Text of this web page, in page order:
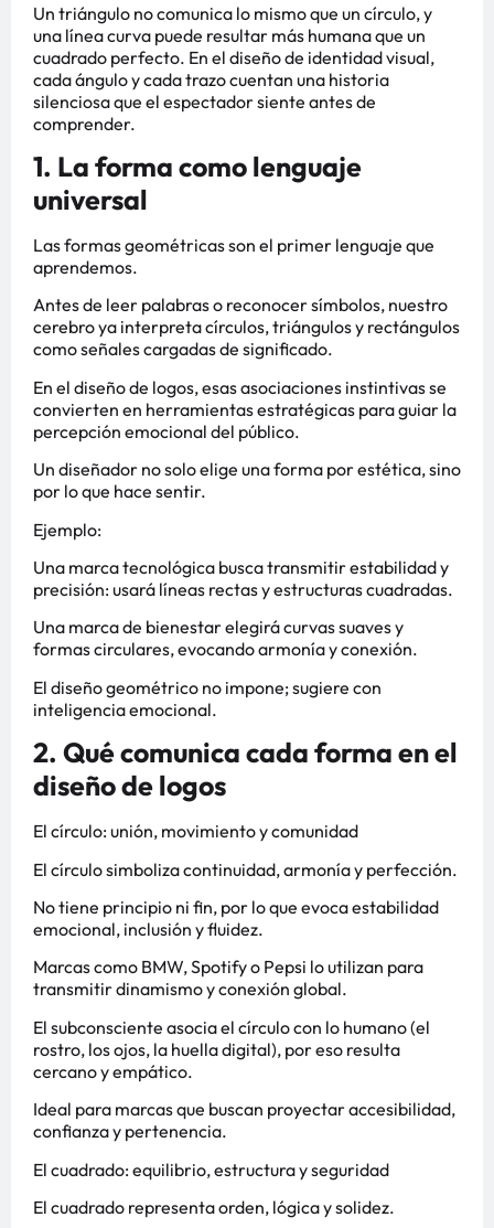
Un triángulo no comunica lo mismo que un círculo, y
una línea curva puede resultar más humana que un
cuadrado perfecto. En el diseño de identidad visual,
cada ángulo y cada trazo cuentan una historia
silenciosa que el espectador siente antes de
comprender.
1. La forma como lenguaje
universal
Las formas geométricas son el primer lenguaje que
aprendemos.
Antes de leer palabras o reconocer símbolos, nuestro
cerebro ya interpreta círculos, triángulos y rectángulos
como señales cargadas de significado.
En el diseño de logos, esas asociaciones instintivas se
convierten en herramientas estratégicas para guiar la
percepción emocional del público.
Un diseñador no solo elige una forma por estética, sino
por lo que hace sentir.
Ejemplo:
Una marca tecnológica busca transmitir estabilidad y
precisión: usará líneas rectas y estructuras cuadradas.
Una marca de bienestar elegirá curvas suaves y
formas circulares, evocando armonía y conexión.
El diseño geométrico no impone; sugiere con
inteligencia emocional.
2. Qué comunica cada forma en el
diseño de logos
El círculo: unión, movimiento y comunidad
El círculo simboliza continuidad, armonía y perfección.
No tiene principio ni fin, por lo que evoca estabilidad
emocional, inclusión y fluidez.
Marcas como BMW, Spotify o Pepsi lo utilizan para
transmitir dinamismo y conexión global.
El subconsciente asocia el círculo con lo humano (el
rostro, los ojos, la huella digital), por eso resulta
cercano y empático.
Ideal para marcas que buscan proyectar accesibilidad,
confianza y pertenencia.
El cuadrado: equilibrio, estructura y seguridad
El cuadrado representa orden, lógica y solidez.